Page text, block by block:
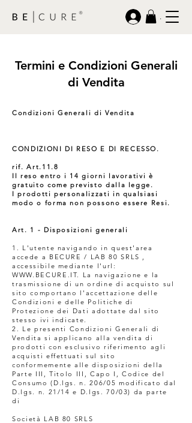
.
Termini e Condizioni Generali
di Vendita
Condizioni Generali di Vendita
CONDIZIONI DI RESO E DI RECESSO.
rif. Art.11.8
Il reso entro i 14 giorni lavorativi è
gratuito come previsto dalla legge.
I prodotti personalizzati in qualsiasi
modo o forma non possono essere Resi.
Art. 1 - Disposizioni generali
1. L'utente navigando in quest'area
accede a BECURE / LAB 80 SRLS ,
accessibile mediante l'url:
WWW.BECURE.IT. La navigazione e la
trasmissione di un ordine di acquisto sul
sito comportano l'accettazione delle
Condizioni e delle Politiche di
Protezione dei Dati adottate dal sito
stesso ivi indicate.
2. Le presenti Condizioni Generali di
Vendita si applicano alla vendita di
prodotti con esclusivo riferimento agli
acquisti effettuati sul sito
conformemente alle disposizioni della
Parte III, Titolo III, Capo I, Codice del
Consumo (D.lgs. n. 206/05 modificato dal
D.lgs. n. 21/14 e D.lgs. 70/03) da parte
di
Società LAB 80 SRLS